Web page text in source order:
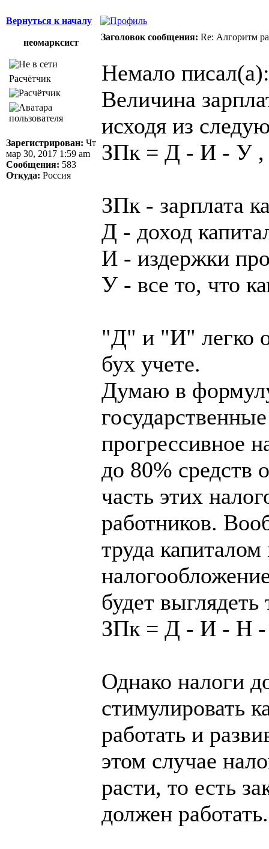
Вернуться к началу
неомарксист
Заголовок сообщения: Re: Алгоритм
Расчётчик
Зарегистрирован: Чт
мар 30, 2017 1:59 am
Сообщения: 583
Откуда: Россия
Немало писал(а):
Величина
исходя из
ЗПк = Д - И - У ,
ЗПк - зарплата
Д - доход
И - издержки
У - все то, что
"Д" и "И" легко
бух учете.
Думаю в
прогрессивное
до 80% средств
часть этих
работников.
труда
будет выглядеть
ЗПк = Д - И - Н
Однако налоги
стимулировать
работать и
этом случае
расти, то есть
должен работать.